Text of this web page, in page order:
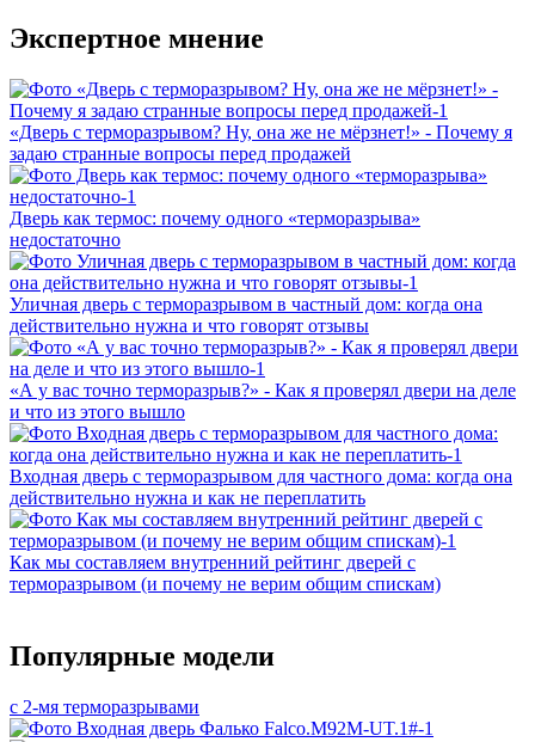
Экспертное мнение
«Дверь с терморазрывом? Ну, она же не мёрзнет!» - Почему я
задаю странные вопросы перед продажей
Дверь как термос: почему одного «терморазрыва»
недостаточно
Уличная дверь с терморазрывом в частный дом: когда она
действительно нужна и что говорят отзывы
«А у вас точно терморазрыв?» - Как я проверял двери на деле
и что из этого вышло
Входная дверь с терморазрывом для частного дома: когда она
действительно нужна и как не переплатить
Как мы составляем внутренний рейтинг дверей с
терморазрывом (и почему не верим общим спискам)
Популярные модели
с 2-мя терморазрывами